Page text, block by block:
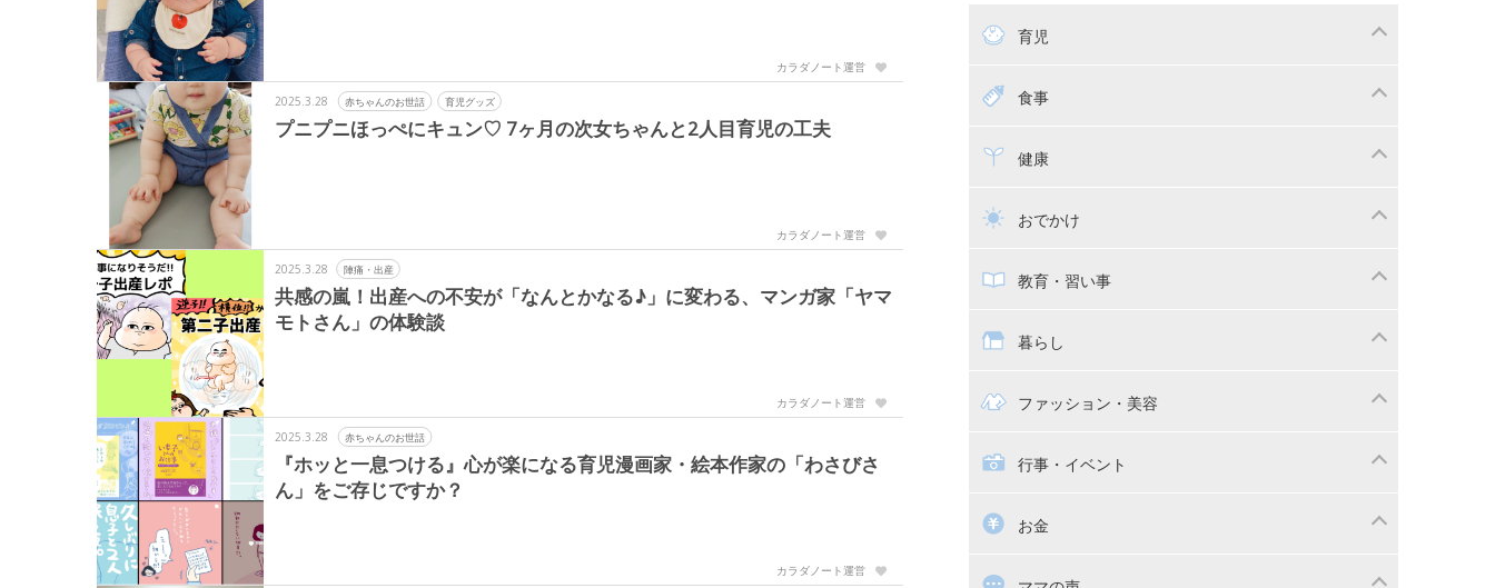
カラダノート運営
2025.3.28 赤ちゃんのお世話 育児グッズ
プニプニほっぺにキュン♡ 7ヶ月の次女ちゃんと2人目育児の工夫
カラダノート運営
2025.3.28 陣痛・出産
共感の嵐！出産への不安が「なんとかなる♪」に変わる、マンガ家「ヤマ
モトさん」の体験談
カラダノート運営
2025.3.28 赤ちゃんのお世話
『ホッと一息つける』心が楽になる育児漫画家・絵本作家の「わさびさ
ん」をご存じですか？
カラダノート運営
育児
赤ちゃんのお世話
寝かしつけ
トイトレ
食事
離乳食健康
乳幼児健診・予防接種
おでかけ
子供とおでかけ
抱っこ紐
教育・習い事
教育・習い事
幼稚園
絵本
暮らし
ママの日常
家族関係・夫婦関係
掃除
ファッション・美容
子供の服・ファッション
行事・イベント
漫画
出産祝い・内祝い
お金
住宅購入